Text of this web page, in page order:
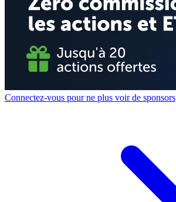
Connectez-vous pour ne plus voir de sponsors